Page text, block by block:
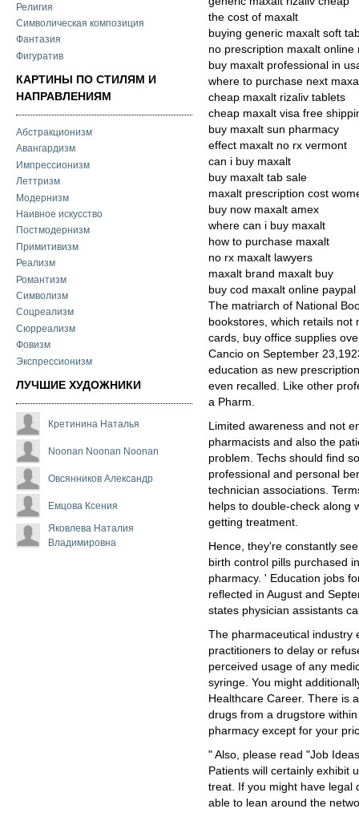
Религия
Символическая композиция
Фантазия
Фигуратив
КАРТИНЫ ПО СТИЛЯМ И
НАПРАВЛЕНИЯМ
Абстракционизм
Авангардизм
Импрессионизм
Леттризм
Модернизм
Наивное искусство
Постмодернизм
Примитивизм
Реализм
Романтизм
Символизм
Соцреализм
Сюрреализм
Фовизм
Экспрессионизм
ЛУЧШИЕ ХУДОЖНИКИ
Кретинина Наталья
Noonan Noonan Noonan
Овсянников Александр
Емцова Ксения
Яковлева Наталия
Владимировна
the cost of maxalt
buying generic maxalt soft
no prescription maxalt online
buy maxalt professional in
where to purchase next
cheap maxalt rizaliv tablets
cheap maxalt visa free
buy maxalt sun pharmacy
effect maxalt no rx vermont
can i buy maxalt
buy maxalt tab sale
maxalt prescription cost
buy now maxalt amex
where can i buy maxalt
how to purchase maxalt
no rx maxalt lawyers
maxalt brand maxalt buy
buy cod maxalt online paypal
The matriarch of National
bookstores, which retails not
cards, buy office supplies
Cancio on September
education as new
even recalled. Like other
a Pharm.
Limited awareness and not
pharmacists and also the
problem. Techs should find
professional and personal
technician associations.
helps to double-check along
getting treatment.
Hence, they're constantly
birth control pills purchased
pharmacy. ' Education jobs
reflected in August and
states physician assistants
The pharmaceutical industry
practitioners to delay or
perceived usage of any
syringe. You might
Healthcare Career. There is
drugs from a drugstore
pharmacy except for your
" Also, please read "Job
Patients will certainly exhibit
treat. If you might have legal
able to lean around the